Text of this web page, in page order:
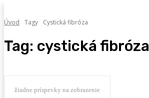
Úvod Tagy Cystická fibróza
Tag: cystická fibróza
žiadne príspevky na zobrazenie